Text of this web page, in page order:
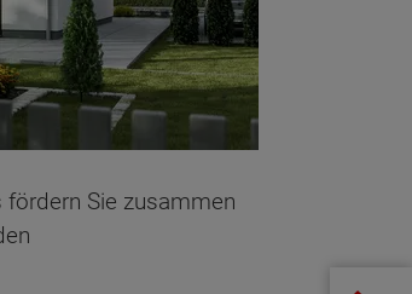
fördern Sie zusammen